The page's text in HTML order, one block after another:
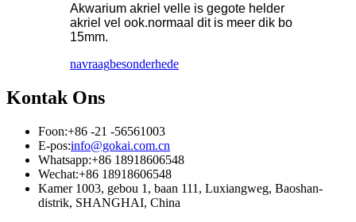
Akwarium akriel velle is gegote helder
akriel vel ook.normaal dit is meer dik bo
15mm.
navraagbesonderhede
Kontak Ons
Foon:+86 -21 -56561003
E-pos:info@gokai.com.cn
Whatsapp:+86 18918606548
Wechat:+86 18918606548
Kamer 1003, gebou 1, baan 111, Luxiangweg, Baoshan-
distrik, SHANGHAI, China